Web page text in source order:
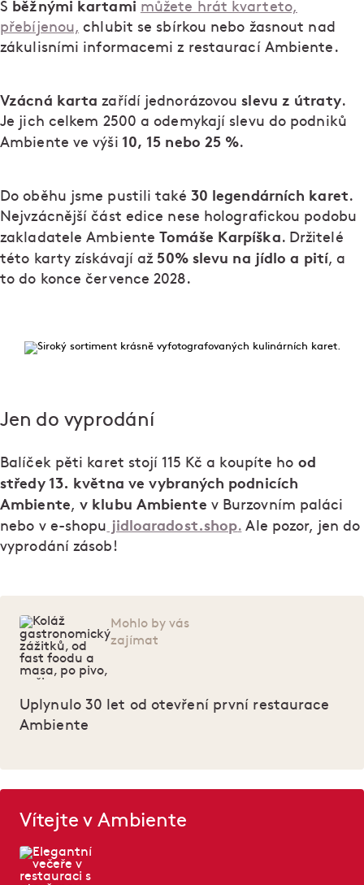
S běžnými kartami můžete hrát kvarteto,
přebíjenou, chlubit se sbírkou nebo žasnout nad
zákulisními informacemi z restaurací Ambiente.
Vzácná kartazařídí jednorázovou slevu z útraty.
Je jich celkem 2500 a odemykají slevu do podniků
Ambiente ve výši 10, 15 nebo 25 %.
Do oběhu jsme pustili také 30 legendárních karet.
Nejvzácnější část edice nese holografickou podobu
zakladatele Ambiente Tomáše Karpíška. Držitelé
této karty získávají až 50% slevu na jídlo a pití, a
to do konce července 2028.
Jen do vyprodání
Balíček pěti karet stojí 115 Kč a koupíte ho od
středy 13. května ve vybraných podnicích
Ambiente, v klubu Ambiente v Burzovním paláci
nebo v e-shopu jidloaradost.shop. Ale pozor, jen do
vyprodání zásob!
Mohlo by vás
zajímat
Uplynulo 30 let od otevření první restaurace
Ambiente
Vítejte v Ambiente